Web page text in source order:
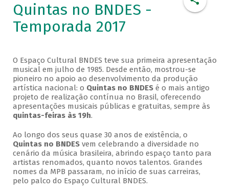
Quintas no BNDES -
Temporada 2017
O Espaço Cultural BNDES teve sua primeira apresentação
musical em julho de 1985. Desde então, mostrou-se
pioneiro no apoio ao desenvolvimento da produção
artística nacional: o Quintas no BNDESé o mais antigo
projeto de realização contínua no Brasil, oferecendo
apresentações musicais públicas e gratuitas, sempre às
quintas-feiras às 19h.
Ao longo dos seus quase 30 anos de existência, o
Quintas no BNDESvem celebrando a diversidade no
cenário da música brasileira, abrindo espaço tanto para
artistas renomados, quanto novos talentos. Grandes
nomes da MPB passaram, no início de suas carreiras,
pelo palco do Espaço Cultural BNDES.